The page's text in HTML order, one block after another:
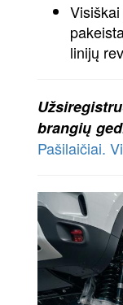
linijų
brangių
Pašilaičiai.